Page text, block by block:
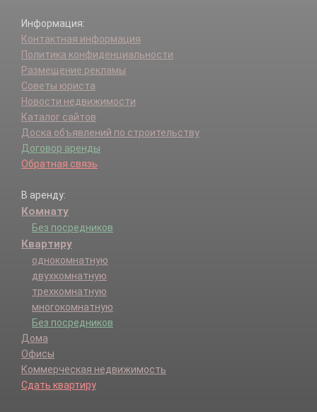
Информация:
Контактная информация
Политика конфиденциальности
Размещение рекламы
Советы юриста
Новости недвижимости
Каталог сайтов
Доска объявлений по строительству
Договор аренды
Обратная связь
В аренду:
Комнату
Без посредников
Квартиру
однокомнатную
двухкомнатную
трехкомнатную
многокомнатную
Без посредников
Дома
Офисы
Коммерческая недвижимость
Сдать квартиру